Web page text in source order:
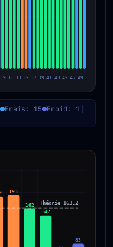
Frais: 15
Froid: 1